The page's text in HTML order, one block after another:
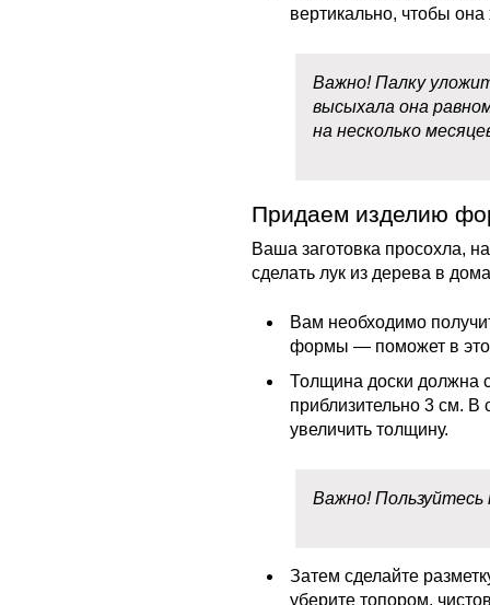
вертикально, чтобы
Важно! Палку
высыхала она
на несколько
Придаем изделию
Ваша заготовка просохла,
сделать лук из дерева в
Вам необходимо
формы — поможет в
Толщина доски должна
приблизительно 3 см.
увеличить толщину.
Важно!
Затем сделайте
уберите топором,